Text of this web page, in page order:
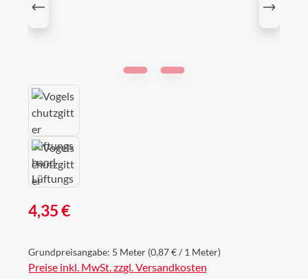
Regulärer Preis:
4,35 €
Grundpreisangabe: 5 Meter (0,87 € / 1 Meter)
Preise inkl. MwSt. zzgl. Versandkosten